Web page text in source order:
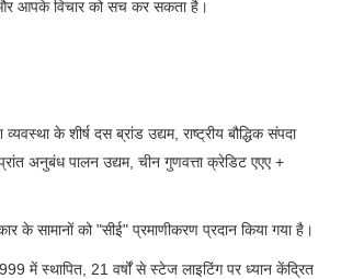
आपके विचार को सच कर सकता है।
के शीर्ष दस ब्रांड उद्यम, राष्ट्रीय बौद्धिक संपदा
अनुबंध पालन उद्यम, चीन गुणवत्ता क्रेडिट एएए +
के सामानों को "सीई" प्रमाणीकरण प्रदान किया गया है।
में स्थापित, 21 वर्षों से स्टेज लाइटिंग पर ध्यान केंद्रित